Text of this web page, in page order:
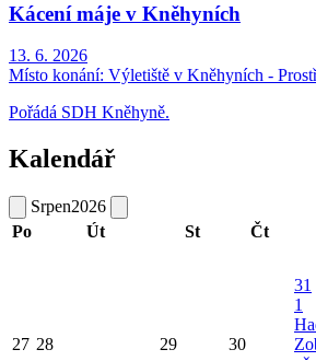
Kácení máje v Kněhyních
13. 6. 2026
Místo konání: Výletiště v Kněhyních -
Pořádá SDH Kněhyně.
Kalendář
Srpen2026
Po
Út St Čt
27 28 29 30
31
1